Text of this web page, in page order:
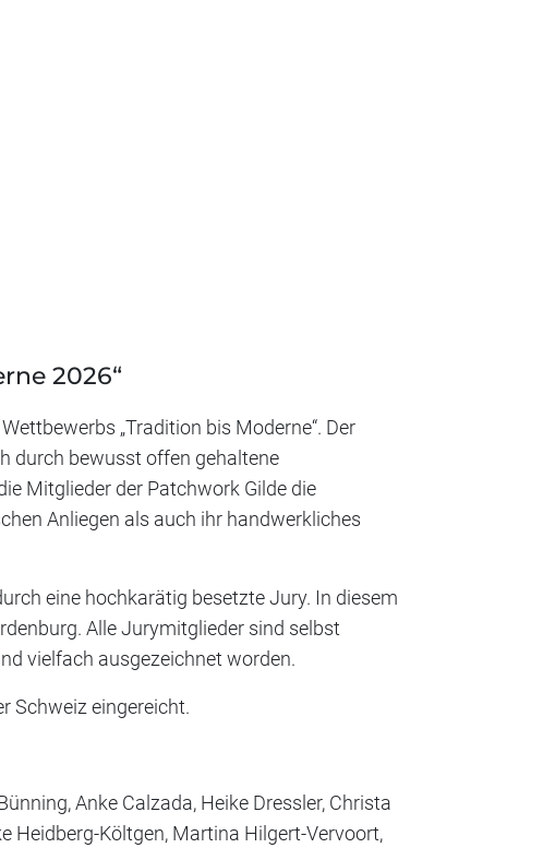
2026“
„Tradition bis Moderne“. Der
durch bewusst offen gehaltene
Mitglieder der Patchwork Gilde die
Anliegen als auch ihr handwerkliches
eine hochkarätig besetzte Jury. In diesem
Alle Jurymitglieder sind selbst
vielfach ausgezeichnet worden.
Schweiz eingereicht.
Anke Calzada, Heike Dressler, Christa
Heidberg-Költgen, Martina Hilgert-Vervoort,